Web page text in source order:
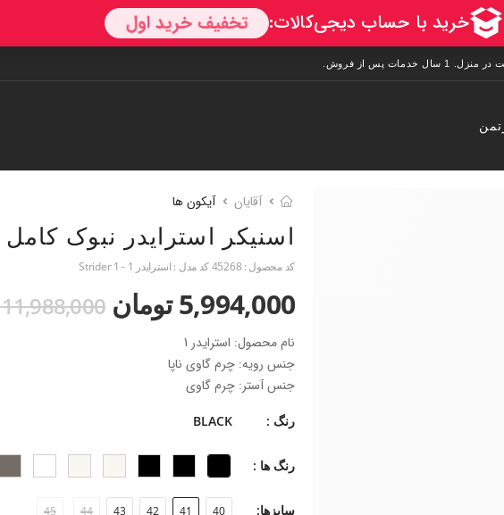
آقایان آیکون ها
اسنیکر استرایدر نبوک کامل
کد محصول : 45268کد مدل : استرایدر 1 - Strider 1
5,994,000 تومان 11,988,000 تومان
نام محصول: استرایدر 1
جنس رویه: چرم گاوی ناپا
جنس آستر: چرم گاوی
ارتفاع زیره: 3 سانتی‌متر
فرم قالب: پنجه گرد و پهن
پاخور: سایز همیشگی خود را انتخاب کنید.
رنگ : BLACK
رنگ ها :
سایزها: 40
41
42
43
44
45